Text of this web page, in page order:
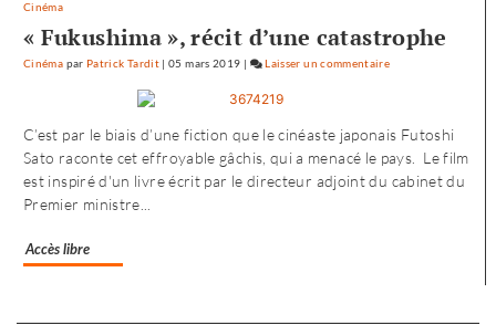
Cinéma
« Fukushima », récit d’une catastrophe
Cinéma par Patrick Tardit |05 mars 2019 | Laisser un commentaire
l’Ouest
de
«
C’est par le biais d’une fiction que le cinéaste japonais Futoshi
Sato raconte cet effroyable gâchis, qui a menacé le pays. Le film
est inspiré d'un livre écrit par le directeur adjoint du cabinet du
Premier ministre...
Accès libre